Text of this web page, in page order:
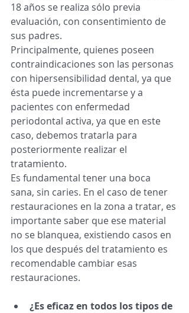
18 años se realiza sólo previa
evaluación, con consentimiento de
sus padres.
Principalmente, quienes poseen
contraindicaciones son las personas
con hipersensibilidad dental, ya que
ésta puede incrementarse y a
pacientes con enfermedad
periodontal activa, ya que en este
caso, debemos tratarla para
posteriormente realizar el
tratamiento.
Es fundamental tener una boca
sana, sin caries. En el caso de tener
restauraciones en la zona a tratar, es
importante saber que ese material
no se blanquea, existiendo casos en
los que después del tratamiento es
recomendable cambiar esas
restauraciones.
¿Es eficaz en todos los tipos de